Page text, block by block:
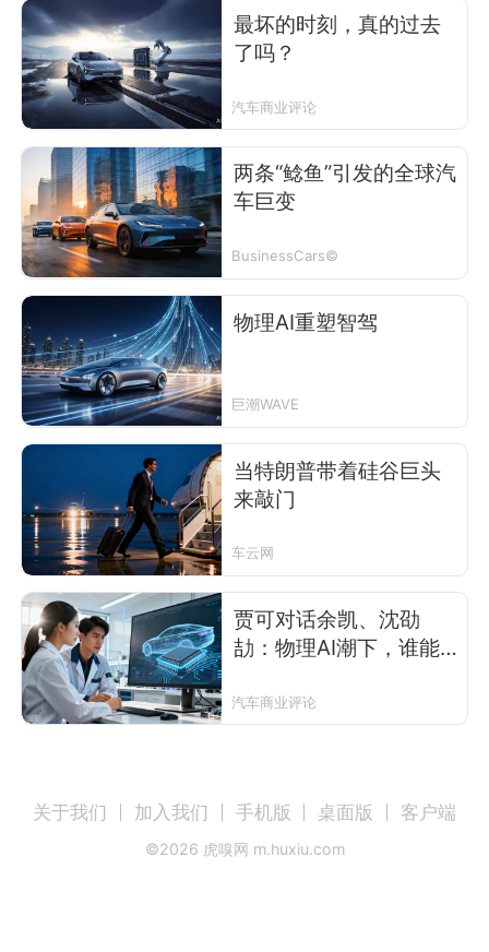
最坏的时刻，真的过去
了吗？
汽车商业评论
两条“鲶鱼”引发的全球汽
车巨变
BusinessCars©
物理AI重塑智驾
巨潮WAVE
当特朗普带着硅谷巨头
来敲门
车云网
贾可对话余凯、沈劭
劼：物理AI潮下，谁能
汽车商业评论
关于我们 加入我们 手机版 桌面版 客户端
©2026 虎嗅网 m.huxiu.com